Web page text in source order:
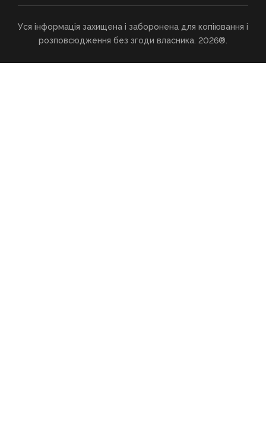
Уся інформація захищена і заборонена для копіювання і
розповсюдження без згоди власника. 2026®.